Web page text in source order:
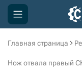
Главная страница
Нож отвала правый
Компания